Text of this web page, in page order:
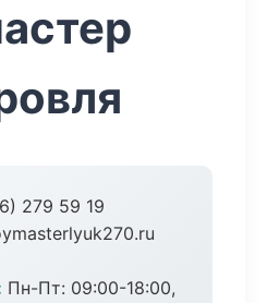
279 59 19
Пн-Пт: 09:00-18:00,